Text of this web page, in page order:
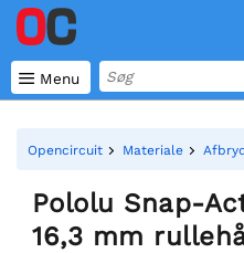
 Menu
Opencircuit Materiale
Pololu Snap-
16,3 mm